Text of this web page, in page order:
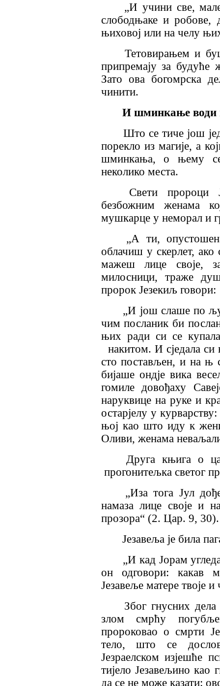
„И учини све,
слободњаке и
њиховој или на челу
Тетовирањем и
припремају за будуће
Зато ова богомрска
чинити.
И шминкање води
Што се тиче још
порекло из магије, а
шминкања, о њему
неколико места.
Свети пророци
безбожним женама
мушкарце у неморал и
„А ти,
облачиш у скерлет,
мажеш лице своје,
милосници, траже
пророк Језекиљ говори:
„И још слаше по
чим посланик би
њих ради си се
накитом. И сједала си
сто постављен, и на њ
бијаше ондје вика
гомиле довођаху
наруквице на руке и
остарјелу у
њој као што иду к
Оливи, женама
Друга књига о
прогонитељка светог
„Иза тога Јул
намаза лице своје и
прозора“ (2. Цар. 9, 30).
Језавеља је била
„И кад Јорам
он одговори: какав
Језавеље матере твоје
Због гнусних дела
злом смрћу
пророковао о смрти
тело, што се
Језраелском изјешће
тијело Језавељино као
да се не може казати: